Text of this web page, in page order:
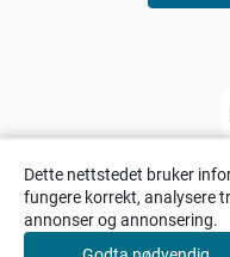
Dette nettstedet bruker
fungere korrekt, analysere
annonser og annonsering.